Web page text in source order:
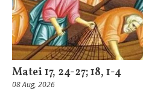
Matei 17, 24-27; 18, 1-4
08 Aug, 2026